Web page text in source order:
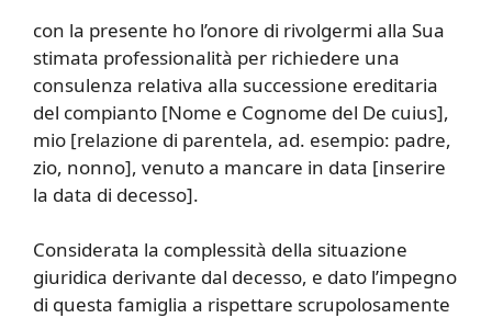
con la presente ho l’onore di rivolgermi alla Sua
stimata professionalità per richiedere una
consulenza relativa alla successione ereditaria
del compianto [Nome e Cognome del De cuius],
mio [relazione di parentela, ad. esempio: padre,
zio, nonno], venuto a mancare in data [inserire
la data di decesso].
Considerata la complessità della situazione
giuridica derivante dal decesso, e dato l’impegno
di questa famiglia a rispettare scrupolosamente